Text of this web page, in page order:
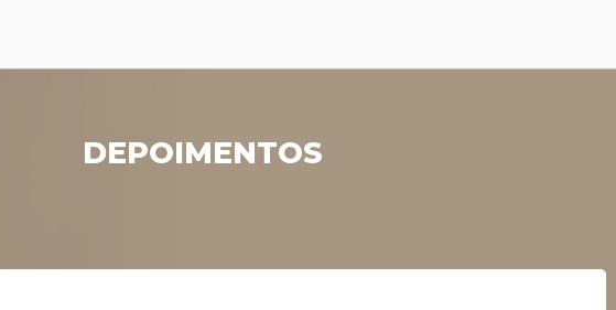
DEPOIMENTOS